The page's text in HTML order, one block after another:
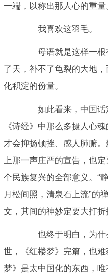
一端，以称出那人心的重量
我喜欢这羽毛。
母语就是这样一根
了天，补不了龟裂的大地
化积淀的份量。
如此看来，中国话
《诗经》中那么多摄人心
才会抑扬顿挫、感人肺腑
上那一声庄严的宣告，也
个民族复兴的全部意义。“
月松间照，清泉石上流”的
文，其间的神妙定要大打折
也终于明白，为什
世，《红楼梦》完篇，也
梦》是太中国化的东西，